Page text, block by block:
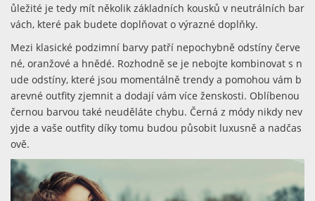
ůležité je tedy mít několik základních kousků v neutrálních bar
vách, které pak budete doplňovat o výrazné doplňky.
Mezi klasické podzimní barvy patří nepochybně odstíny červe
né, oranžové a hnědé. Rozhodně se je nebojte kombinovat s n
ude odstíny, které jsou momentálně trendy a pomohou vám b
arevné outfity zjemnit a dodají vám více ženskosti. Oblíbenou
černou barvou také neuděláte chybu. Černá z módy nikdy nev
yjde a vaše outfity díky tomu budou působit luxusně a nadčas
ově.